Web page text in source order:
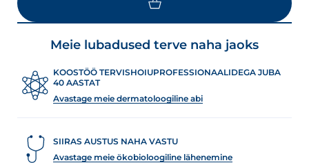
Meie lubadused terve naha jaoks
KOOSTÖÖ TERVISHOIUPROFESSIONAALIDEGA JUBA
40 AASTAT
Avastage meie dermatoloogiline abi
SIIRAS AUSTUS NAHA VASTU
Avastage meie ökobioloogiline lähenemine